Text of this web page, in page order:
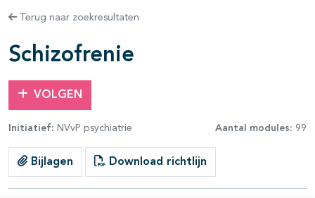
Terug naar zoekresultaten
Schizofrenie
VOLGEN
Initiatief: NVvP psychiatrie Aantal modules: 99
Bijlagen Download richtlijn
open- en dichtklappen
open- en dichtklappen
open- en dichtklappen